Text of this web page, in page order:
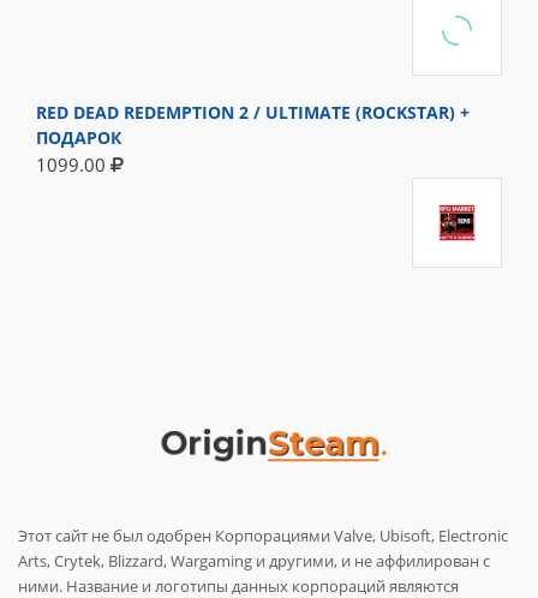
RED DEAD REDEMPTION 2 / ULTIMATE (ROCKSTAR) +
ПОДАРОК
1099.00
Этот сайт не был одобрен Корпорациями Valve, Ubisoft, Electronic
Arts, Crytek, Blizzard, Wargaming и другими, и не аффилирован с
ними. Название и логотипы данных корпораций являются